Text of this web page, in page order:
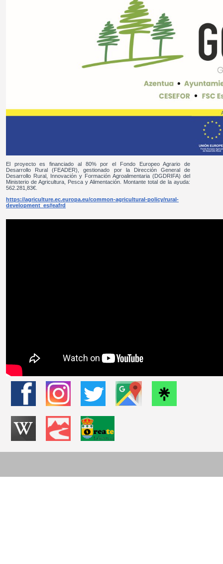
El proyecto es financiado al 80% por el Fondo Europeo Agrario de
Desarrollo Rural (FEADER), gestionado por la Dirección General de
Desarrollo Rural, Innovación y Formación Agroalimentaria (DGDRIFA) del
Ministerio de Agricultura, Pesca y Alimentación. Montante total de la ayuda:
562.281,83€.
https://agriculture.ec.europa.eu/common-agricultural-policy/rural-
development_es#eafrd